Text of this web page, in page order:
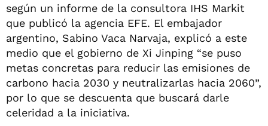
según un informe de la consultora IHS Markit
que publicó la agencia EFE. El embajador
argentino, Sabino Vaca Narvaja, explicó a este
medio que el gobierno de Xi Jinping “se puso
metas concretas para reducir las emisiones de
carbono hacia 2030 y neutralizarlas hacia 2060”,
por lo que se descuenta que buscará darle
celeridad a la iniciativa.